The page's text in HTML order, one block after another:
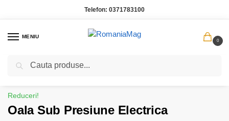
Telefon: 0371783100
MENIU
0
Prima pagină / Bucatarie
Reduceri!
Oala Sub Presiune Electrica